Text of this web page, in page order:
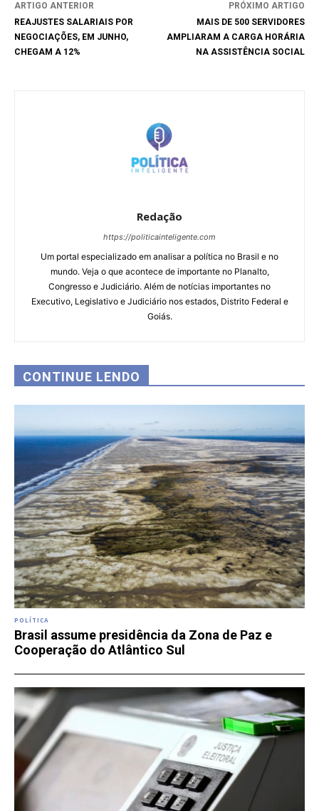
ARTIGO ANTERIOR
REAJUSTES SALARIAIS POR
NEGOCIAÇÕES, EM JUNHO,
CHEGAM A 12%
PRÓXIMO ARTIGO
MAIS DE 500 SERVIDORES
AMPLIARAM A CARGA HORÁRIA
NA ASSISTÊNCIA SOCIAL
Redação
https://politicainteligente.com
Um portal especializado em analisar a política no Brasil e no
mundo. Veja o que acontece de importante no Planalto,
Congresso e Judiciário. Além de notícias importantes no
Executivo, Legislativo e Judiciário nos estados, Distrito Federal e
Goiás.
CONTINUE LENDO
POLÍTICA
Brasil assume presidência da Zona de Paz e
Cooperação do Atlântico Sul